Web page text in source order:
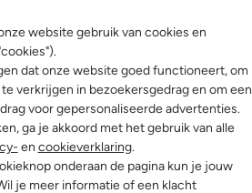
website gebruik van cookies en
dat onze website goed functioneert, om
verkrijgen in bezoekersgedrag en om een
voor gepersonaliseerde advertenties.
ga je akkoord met het gebruik van alle
en cookieverklaring.
onderaan de pagina kun je jouw
je meer informatie of een klacht